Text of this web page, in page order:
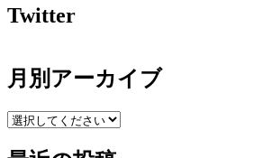
Twitter
月別アーカイブ